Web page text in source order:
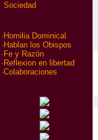
Sociedad
· Homilia Dominical
· Hablan los Obispos
· Fe y Razón
· Reflexion en libertad
·Colaboraciones